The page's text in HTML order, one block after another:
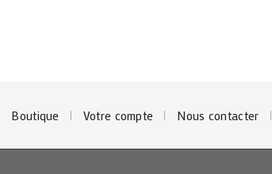
Boutique Votre compte Nous contacter